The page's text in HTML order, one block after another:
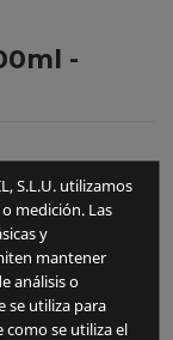
-
S.L.U. utilizamos
medición. Las
y
mantener
análisis o
se utiliza para
se utiliza el